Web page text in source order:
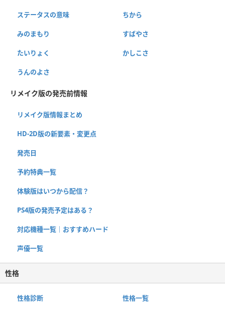
ステータスの意味 ちから
みのまもり すばやさ
たいりょく かしこさ
うんのよさ
リメイク版の発売前情報
リメイク版情報まとめ
HD-2D版の新要素・変更点
発売日
予約特典一覧
体験版はいつから配信？
PS4版の発売予定はある？
対応機種一覧｜おすすめハード
声優一覧
性格
性格診断 性格一覧